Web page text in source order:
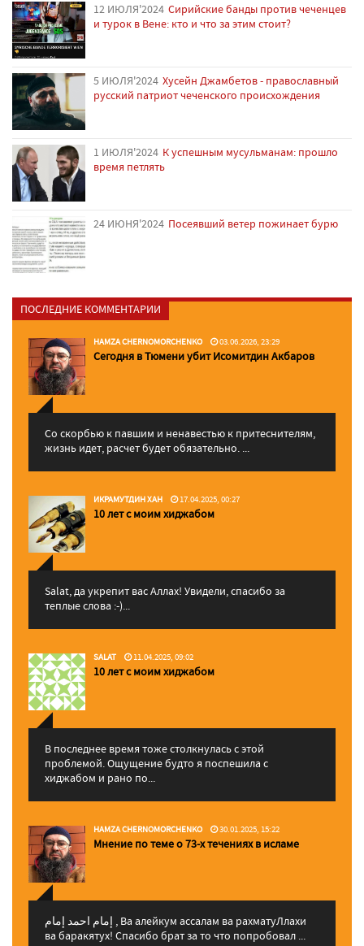
12 ИЮЛЯ'2024 Сирийские банды против чеченцев
и турок в Вене: кто и что за этим стоит?
5 ИЮЛЯ'2024 Хусейн Джамбетов - православный
русский патриот чеченского происхождения
1 ИЮЛЯ'2024 К успешным мусульманам: прошло
время петлять
24 ИЮНЯ'2024 Посеявший ветер пожинает бурю
ПОСЛЕДНИЕ КОММЕНТАРИИ
HAMZA CHERNOMORCHENKO 03.06.2026, 23:29
Сегодня в Тюмени убит Исомитдин Акбаров
Со скорбью к павшим и ненавестью к притеснителям,
жизнь идет, расчет будет обязательно. ...
ИКРАМУТДИН ХАН 17.04.2025, 00:27
10 лет с моим хиджабом
Salat, да укрепит вас Аллаx! Увидели, спасибо за
теплые слова :-)...
SALAT 11.04.2025, 09:02
10 лет с моим хиджабом
В последнее время тоже столкнулась с этой
проблемой. Ощущение будто я поспешила с
хиджабом и рано по...
HAMZA CHERNOMORCHENKO 30.01.2025, 15:22
Мнение по теме о 73-х течениях в исламе
إمام احمد إمام , Ва алейкум ассалам ва рахматуЛлахи
ва баракятух! Спасибо брат за то что попробовал ...